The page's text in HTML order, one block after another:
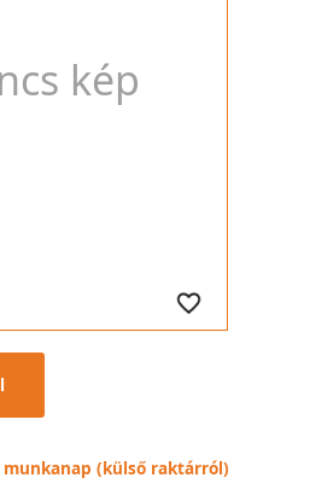
kép
munkanap (külső raktárról)